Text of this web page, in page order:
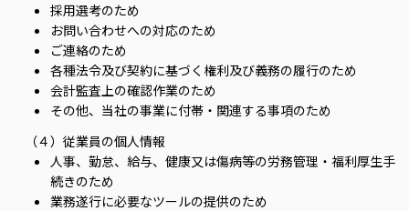
採用選考のため
お問い合わせへの対応のため
ご連絡のため
各種法令及び契約に基づく権利及び義務の履行のため
会計監査上の確認作業のため
その他、当社の事業に付帯・関連する事項のため
（４）従業員の個人情報
人事、勤怠、給与、健康又は傷病等の労務管理・福利厚生手
続きのため
業務遂行に必要なツールの提供のため